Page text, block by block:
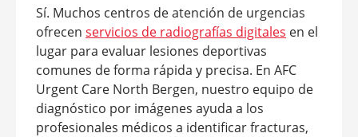
Sí. Muchos centros de atención de urgencias
ofrecen servicios de radiografías digitales en el
lugar para evaluar lesiones deportivas
comunes de forma rápida y precisa. En AFC
Urgent Care North Bergen, nuestro equipo de
diagnóstico por imágenes ayuda a los
profesionales médicos a identificar fracturas,